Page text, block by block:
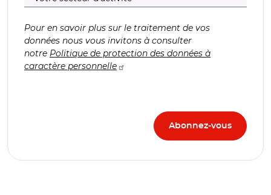
Pour en savoir plus sur le traitement de vos
données nous vous invitons à consulter
notre Politique de protection des données à
caractère personnelle